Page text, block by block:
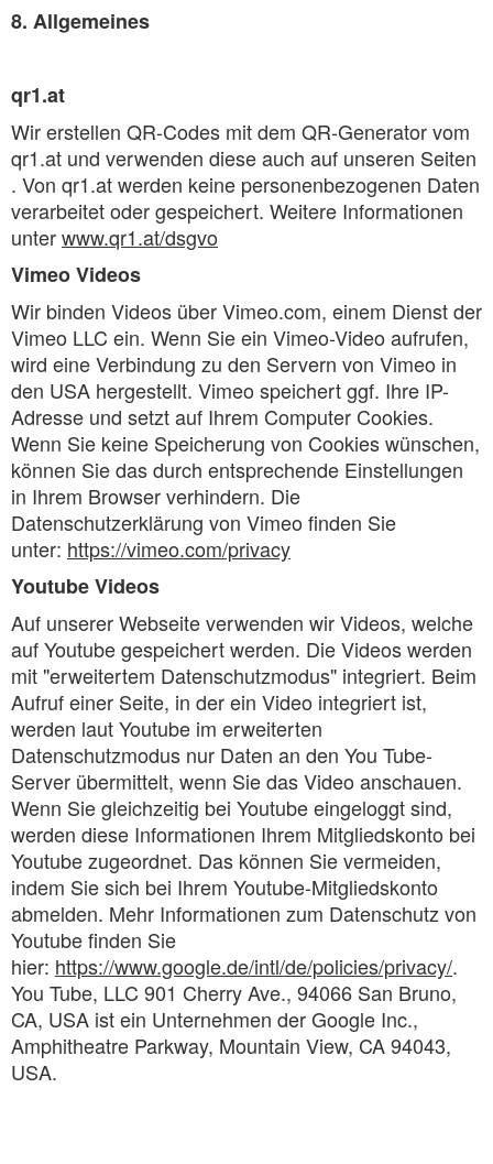
8. Allgemeines
qr1.at
Wir erstellen QR-Codes mit dem QR-Generator vom
qr1.at und verwenden diese auch auf unseren Seiten
. Von qr1.at werden keine personenbezogenen Daten
verarbeitet oder gespeichert. Weitere Informationen
unterwww.qr1.at/dsgvo
Vimeo Videos
Wir binden Videos über Vimeo.com, einem Dienst der
Vimeo LLC ein. Wenn Sie ein Vimeo-Video aufrufen,
wird eine Verbindung zu den Servern von Vimeo in
den USA hergestellt. Vimeo speichert ggf. Ihre IP-
Adresse und setzt auf Ihrem Computer Cookies.
Wenn Sie keine Speicherung von Cookies wünschen,
können Sie das durch entsprechende Einstellungen
in Ihrem Browser verhindern. Die
Datenschutzerklärung von Vimeo finden Sie
unter: https://vimeo.com/privacy
Youtube Videos
Auf unserer Webseite verwenden wir Videos, welche
auf Youtube gespeichert werden. Die Videos werden
mit "erweitertem Datenschutzmodus" integriert. Beim
Aufruf einer Seite, in der ein Video integriert ist,
werden laut Youtube im erweiterten
Datenschutzmodus nur Daten an den You Tube-
Server übermittelt, wenn Sie das Video anschauen.
Wenn Sie gleichzeitig bei Youtube eingeloggt sind,
werden diese Informationen Ihrem Mitgliedskonto bei
Youtube zugeordnet. Das können Sie vermeiden,
indem Sie sich bei Ihrem Youtube-Mitgliedskonto
abmelden. Mehr Informationen zum Datenschutz von
Youtube finden Sie
hier: https://www.google.de/intl/de/policies/privacy/.
You Tube, LLC 901 Cherry Ave., 94066 San Bruno,
CA, USA ist ein Unternehmen der Google Inc.,
Amphitheatre Parkway, Mountain View, CA 94043,
USA.